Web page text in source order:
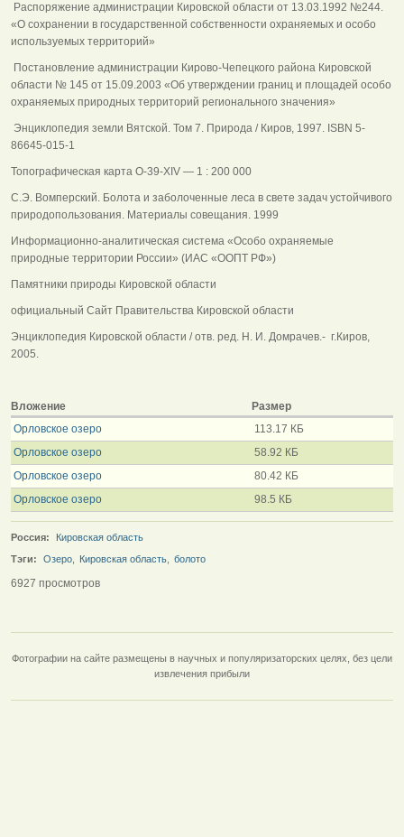
Распоряжение администрации Кировской области от 13.03.1992 №244.
«О сохранении в государственной собственности охраняемых и особо
используемых территорий»
Постановление администрации Кирово-Чепецкого района Кировской
области № 145 от 15.09.2003 «Об утверждении границ и площадей особо
охраняемых природных территорий регионального значения»
Энциклопедия земли Вятской. Том 7. Природа / Киров, 1997. ISBN 5-
86645-015-1
Топографическая карта O-39-XIV — 1 : 200 000
С.Э. Вомперский. Болота и заболоченные леса в свете задач устойчивого
природопользования. Материалы совещания. 1999
Информационно-аналитическая система «Особо охраняемые
природные территории России» (ИАС «ООПТ РФ»)
Памятники природы Кировской области
официальный Сайт Правительства Кировской области
Энциклопедия Кировской области / отв. ред. Н. И. Домрачев.- г.Киров,
2005.
Вложение
Размер
Орловское озеро
113.17 КБ
Орловское озеро
58.92 КБ
Орловское озеро
80.42 КБ
Орловское озеро
98.5 КБ
Россия:
Кировская область
Тэги:
Озеро Кировская область болото
6927 просмотров
Фотографии на сайте размещены в научных и популяризаторских целях, без цели
извлечения прибыли